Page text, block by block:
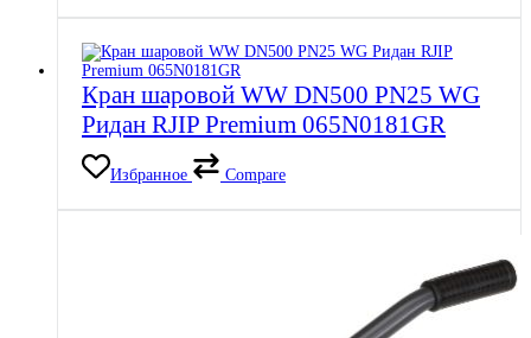
Кран шаровой WW DN500 PN25 WG
Ридан RJIP Premium 065N0181GR
Избранное Compare